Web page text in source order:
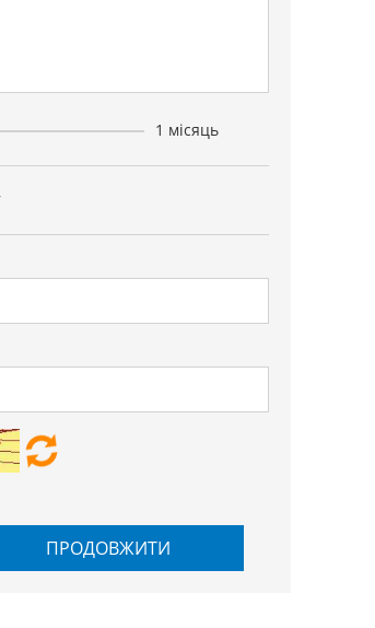
1 місяць
ПРОДОВЖИТИ